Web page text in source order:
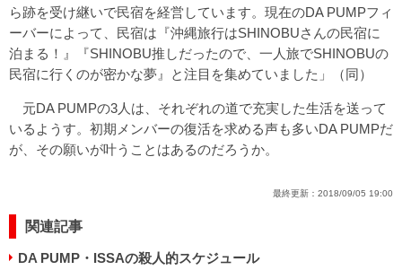
ら跡を受け継いで民宿を経営しています。現在のDA PUMPフィ
ーバーによって、民宿は『沖縄旅行はSHINOBUさんの民宿に
泊まる！』『SHINOBU推しだったので、一人旅でSHINOBUの
民宿に行くのが密かな夢』と注目を集めていました」（同）
元DA PUMPの3人は、それぞれの道で充実した生活を送って
いるようす。初期メンバーの復活を求める声も多いDA PUMPだ
が、その願いが叶うことはあるのだろうか。
最終更新： 2018/09/05 19:00
関連記事
DA PUMP・ISSAの殺人的スケジュール